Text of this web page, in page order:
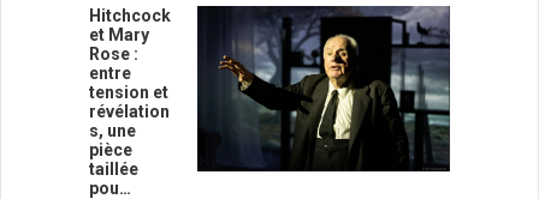
Hitchcock
et Mary
Rose :
entre
tension et
révélation
s, une
pièce
taillée
pou…